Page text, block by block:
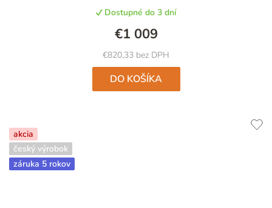
Dostupné do 3 dní
€820,33 bez DPH
€1 009
DO KOŠÍKA
akcia
český výrobok
záruka 5 rokov